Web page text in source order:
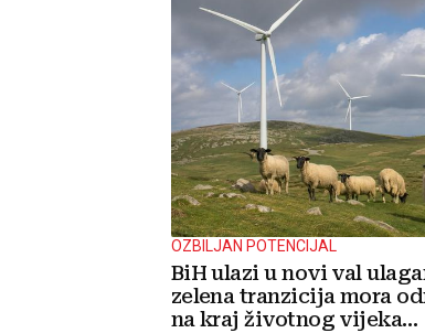
OZBILJAN POTENCIJAL
BiH ulazi u novi val
zelena tranzicija mora
na kraj životnog vijeka